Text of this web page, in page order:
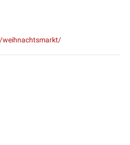
weihnachtsmarkt/